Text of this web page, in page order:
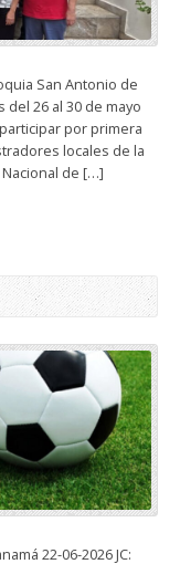
San Antonio de
del 26 al 30 de mayo
por primera
locales de la
de […]
22-06-2026 JC: